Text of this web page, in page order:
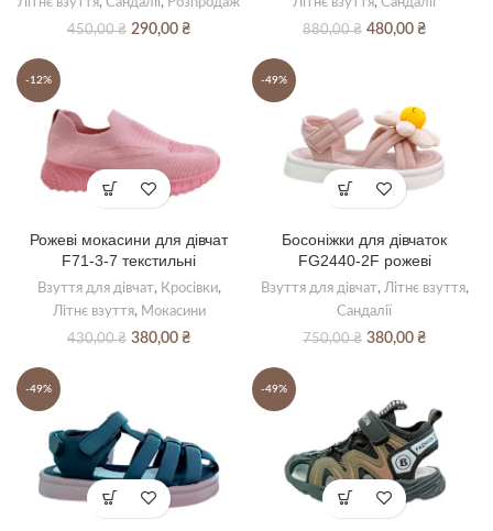
450,00₴ Оригінальна
290,00 ₴Поточна
880,00₴ Оригінальна
480,00 ₴Поточна
-12%
Рожеві мокасини для дівчат
F71-3-7 текстильні
Взуття для дівчат, Кросівки,
Літнє взуття, Мокасини
430,00₴ Оригінальна
380,00 ₴Поточна
-49%
Босоніжки для дівчаток
FG2440-2F рожеві
Взуття для дівчат, Літнє взуття,
Сандалії
750,00₴ Оригінальна
380,00 ₴Поточна
-49% -49%